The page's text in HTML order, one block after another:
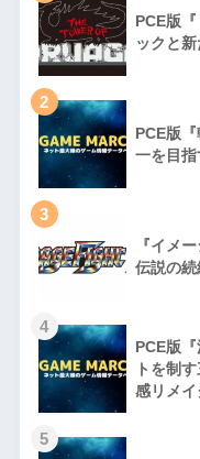
PCE版
ックと
2
PCE版
一を目指
3
『イメ
伝説の続
4
PCE版
トを制
感リメ
5